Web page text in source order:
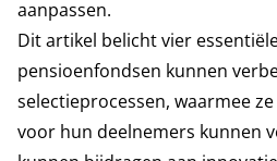
aanpassen.
Dit artikel belicht vier
pensioenfondsen kunnen
selectieprocessen, waarmee
voor hun deelnemers kunnen